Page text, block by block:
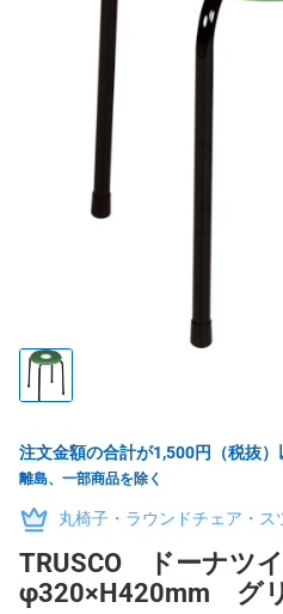
注文金額の合計が1,500円（税抜
離島、一部商品を除く
丸椅子・ラウンドチェア・
TRUSCO ドーナツ
φ320×H420mm グ